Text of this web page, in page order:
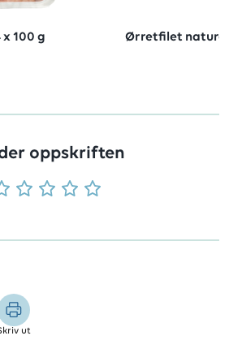
100 g Ørretfilet
oppskriften
ut